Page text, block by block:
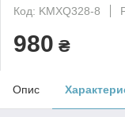
Код: KMXQ328-8
980 ₴
Опис